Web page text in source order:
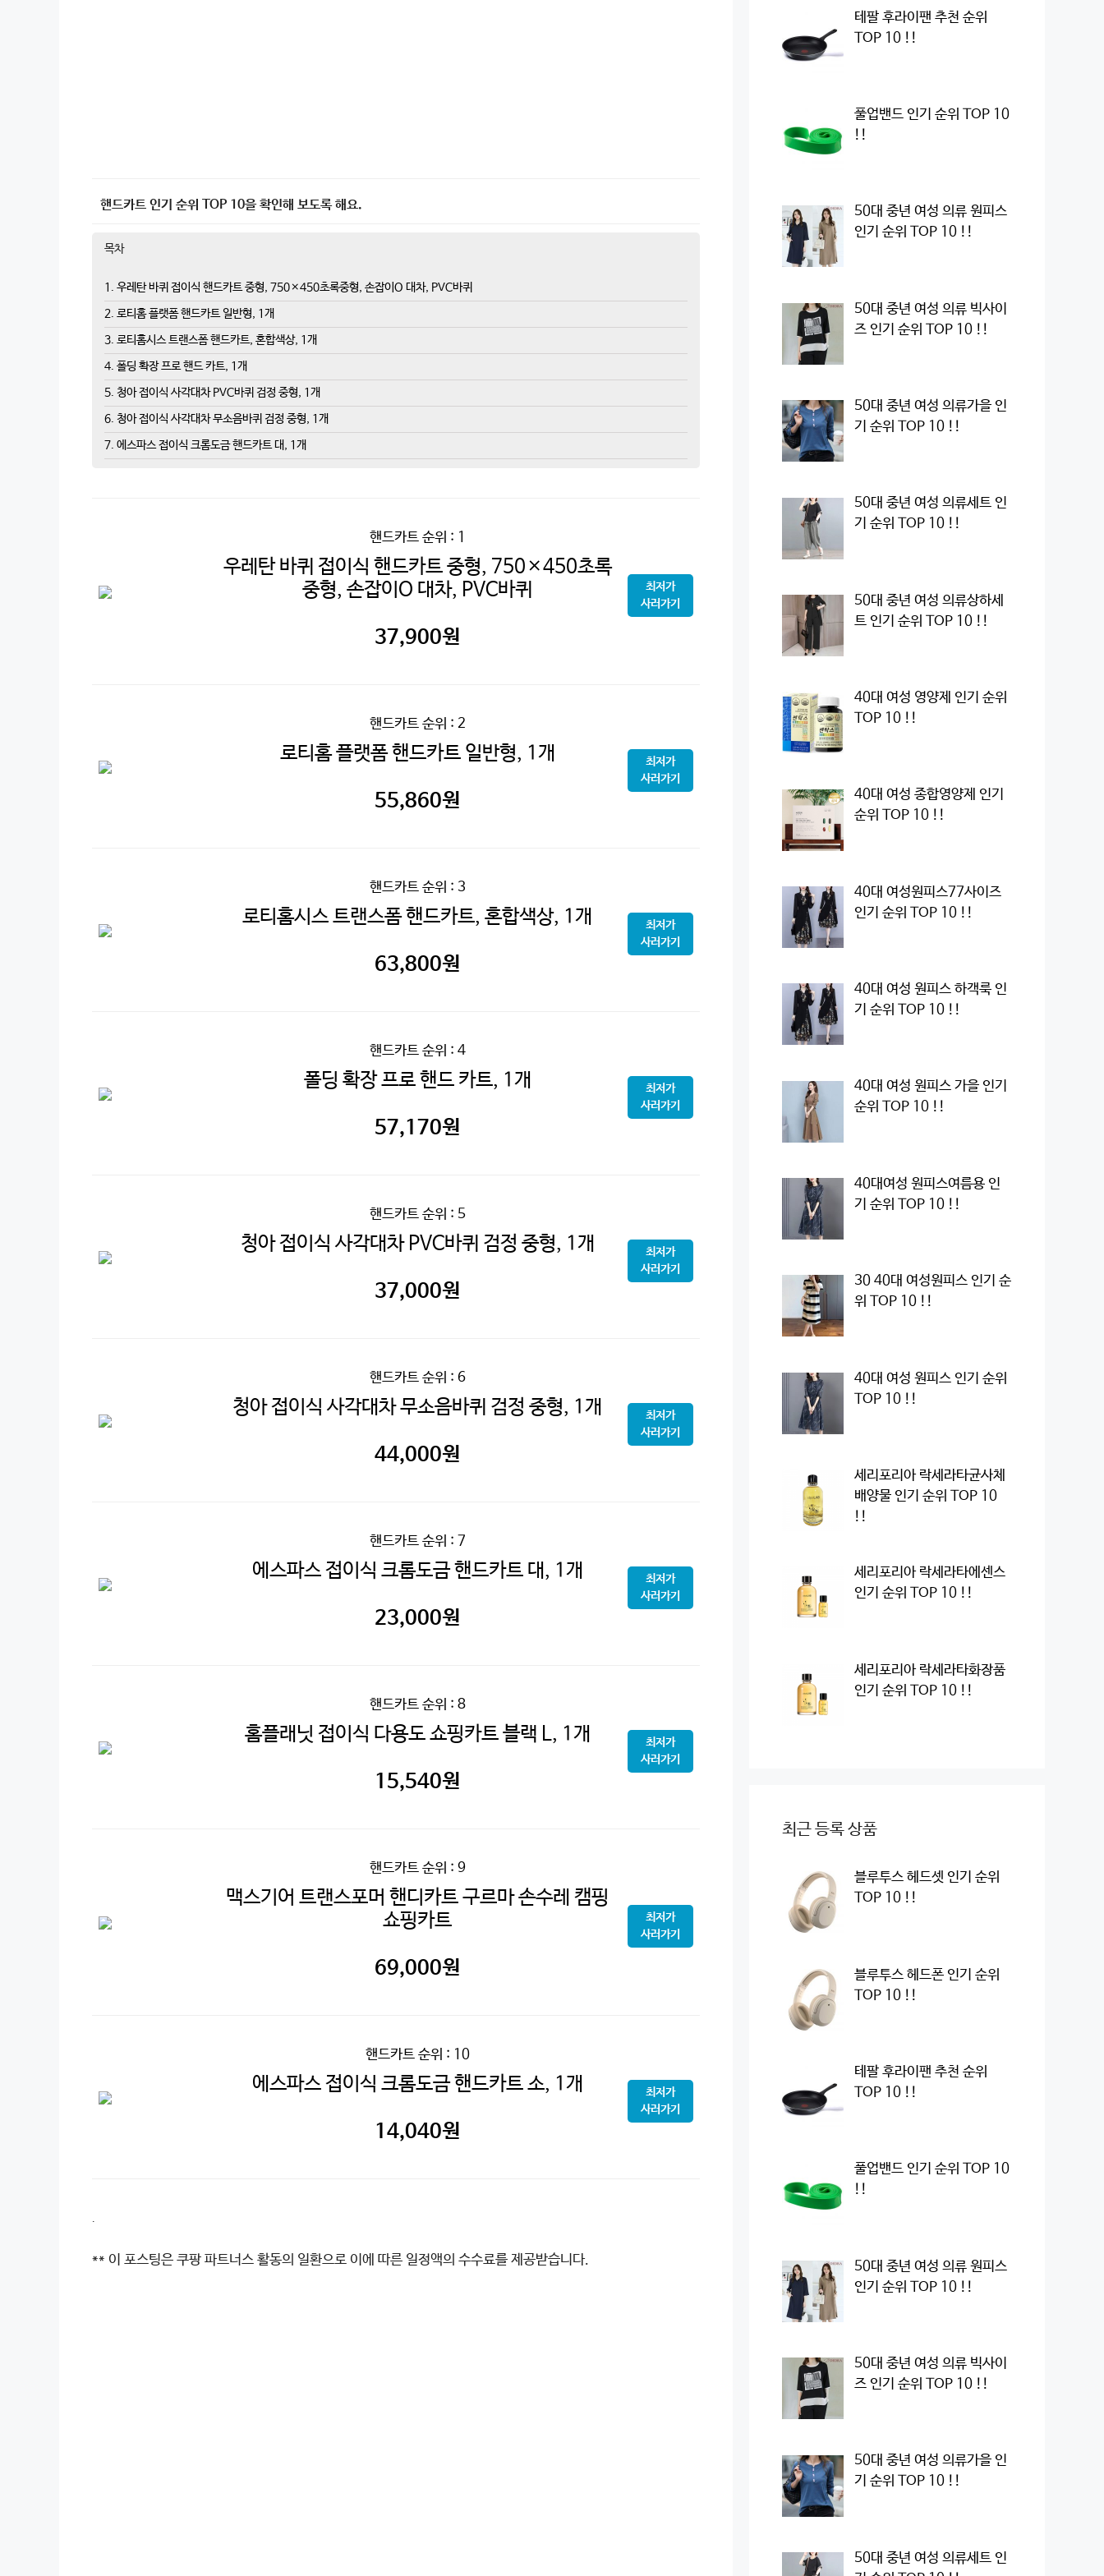
핸드카트 인기 순위 TOP 10을 확인해 보도록 해요.
목차
1. 우레탄 바퀴 접이식 핸드카트 중형, 750×450초록중형, 손잡이O 대차, PVC바퀴
2. 로티홈 플랫폼 핸드카트 일반형, 1개
3. 로티홈시스 트랜스폼 핸드카트, 혼합색상, 1개
4. 폴딩 확장 프로 핸드 카트, 1개
5. 청아 접이식 사각대차 PVC바퀴 검정 중형, 1개
6. 청아 접이식 사각대차 무소음바퀴 검정 중형, 1개
7. 에스파스 접이식 크롬도금 핸드카트 대, 1개
핸드카트순위 : 1
우레탄 바퀴 접이식 핸드카트 중형, 750×450초록
중형, 손잡이O 대차, PVC바퀴
37,900원
최저가
사러가기
핸드카트순위 : 2
로티홈 플랫폼 핸드카트 일반형, 1개
55,860원
최저가
사러가기
핸드카트순위 : 3
로티홈시스 트랜스폼 핸드카트, 혼합색상, 1개
63,800원
최저가
사러가기
핸드카트순위 : 4
폴딩 확장 프로 핸드 카트, 1개
57,170원
최저가
사러가기
핸드카트순위 : 5
청아 접이식 사각대차 PVC바퀴 검정 중형, 1개
37,000원
최저가
사러가기
핸드카트순위 : 6
청아 접이식 사각대차 무소음바퀴 검정 중형, 1개
44,000원
최저가
사러가기
핸드카트순위 : 7
에스파스 접이식 크롬도금 핸드카트 대, 1개
23,000원
최저가
사러가기
핸드카트순위 : 8
홈플래닛 접이식 다용도 쇼핑카트 블랙 L, 1개
15,540원
최저가
사러가기
핸드카트순위 : 9
맥스기어 트랜스포머 핸디카트 구르마 손수레 캠핑
쇼핑카트
69,000원
최저가
사러가기
핸드카트순위 : 10
에스파스 접이식 크롬도금 핸드카트 소, 1개
14,040원
최저가
사러가기
.
** 이 포스팅은 쿠팡 파트너스 활동의 일환으로 이에 따른 일정액의 수수료를 제공받습니다.
테팔 후라이팬 추천 순위
TOP 10 !!
풀업밴드 인기 순위 TOP 10
!!
50대 중년 여성 의류 원피스
인기 순위 TOP 10 !!
50대 중년 여성 의류 빅사이
즈 인기 순위 TOP 10 !!
50대 중년 여성 의류가을 인
기 순위 TOP 10 !!
50대 중년 여성 의류세트 인
기 순위 TOP 10 !!
50대 중년 여성 의류상하세
트 인기 순위 TOP 10 !!
40대 여성 영양제 인기 순위
TOP 10 !!
40대 여성 종합영양제 인기
순위 TOP 10 !!
40대 여성원피스77사이즈
인기 순위 TOP 10 !!
40대 여성 원피스 하객룩 인
기 순위 TOP 10 !!
40대 여성 원피스 가을 인기
순위 TOP 10 !!
40대여성 원피스여름용 인
기 순위 TOP 10 !!
30 40대 여성원피스 인기 순
위 TOP 10 !!
40대 여성 원피스 인기 순위
TOP 10 !!
세리포리아 락세라타균사체
배양물 인기 순위 TOP 10
!!
세리포리아 락세라타에센스
인기 순위 TOP 10 !!
세리포리아 락세라타화장품
인기 순위 TOP 10 !!
최근 등록 상품
블루투스 헤드셋 인기 순위
TOP 10 !!
블루투스 헤드폰 인기 순위
TOP 10 !!
테팔 후라이팬 추천 순위
TOP 10 !!
풀업밴드 인기 순위 TOP 10
!!
50대 중년 여성 의류 원피스
인기 순위 TOP 10 !!
50대 중년 여성 의류 빅사이
즈 인기 순위 TOP 10 !!
50대 중년 여성 의류가을 인
기 순위 TOP 10 !!
50대 중년 여성 의류세트 인